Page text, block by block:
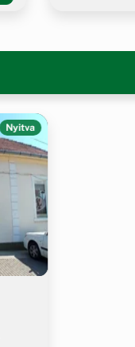
Nyitva